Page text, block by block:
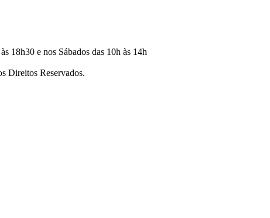
18h30 e nos Sábados das 10h às 14h
Direitos Reservados.